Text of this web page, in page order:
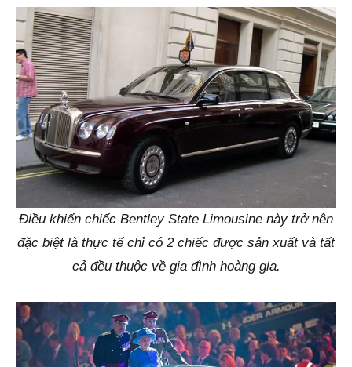
Điều khiến chiếc Bentley State Limousine này trở nên
đặc biệt là thực tế chỉ có 2 chiếc được sản xuất và tất
cả đều thuộc về gia đình hoàng gia.